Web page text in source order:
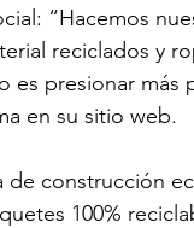
“Hacemos
reciclados y
es presionar más
en su sitio web.
de construcción
100%